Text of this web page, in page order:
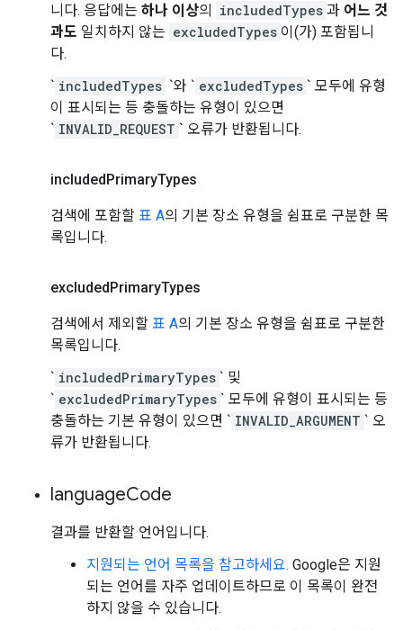
니다. 응답에는 하나 이상의 includedTypes 과 어느 것
과도 일치하지 않는 excludedTypes 이(가) 포함됩니
다.
` includedTypes `와 ` excludedTypes ` 모두에 유형
이 표시되는 등 충돌하는 유형이 있으면
` INVALID_REQUEST ` 오류가 반환됩니다.
includedPrimaryTypes
검색에 포함할 표 A의 기본 장소 유형을 쉼표로 구분한 목
록입니다.
excludedPrimaryTypes
검색에서 제외할 표 A의 기본 장소 유형을 쉼표로 구분한
목록입니다.
` includedPrimaryTypes ` 및
` excludedPrimaryTypes ` 모두에 유형이 표시되는 등
충돌하는 기본 유형이 있으면 ` INVALID_ARGUMENT ` 오
류가 반환됩니다.
languageCode
결과를 반환할 언어입니다.
지원되는 언어 목록을 참고하세요. Google은 지원
되는 언어를 자주 업데이트하므로 이 목록이 완전
하지 않을 수 있습니다.